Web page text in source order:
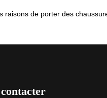
raisons de porter des